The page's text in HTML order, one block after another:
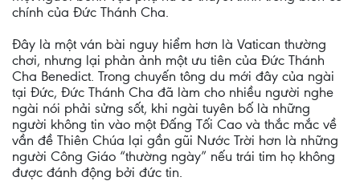
chính của Đức Thánh Cha.
Đây là một ván bài nguy hiểm hơn là Vatican thường
chơi, nhưng lại phản ảnh một ưu tiên của Đức Thánh
Cha Benedict. Trong chuyến tông du mới đây của ngài
tại Đức, Đức Thánh Cha đã làm cho nhiều người nghe
ngài nói phải sửng sốt, khi ngài tuyên bố là những
người không tin vào một Đấng Tối Cao và thắc mắc về
vần đề Thiên Chúa lại gần gũi Nước Trời hơn là những
người Công Giáo “thường ngày” nếu trái tim họ không
được đánh động bởi đức tin.